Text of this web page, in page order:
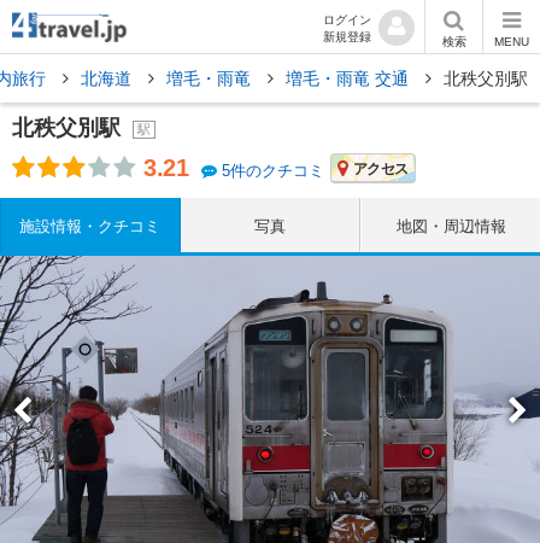
ログイン
新規登録
検索 MENU
旅行 北海道 増毛・雨竜 増毛・雨竜 交通 北秩父別駅
北秩父別駅 駅
3.21 5件のクチコミ アクセス
施設情報・クチコミ 写真 地図・周辺情報